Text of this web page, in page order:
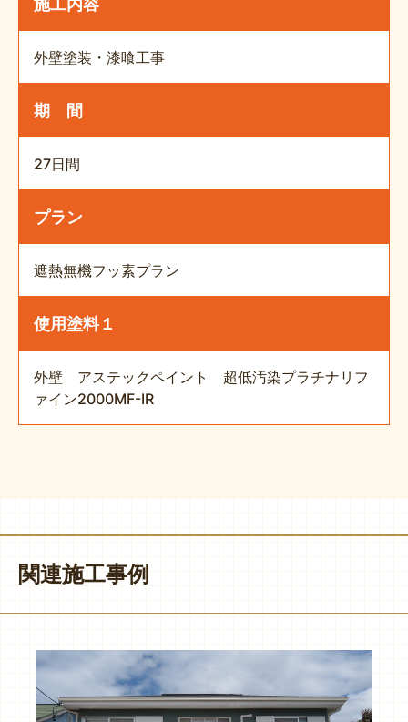
施工内容
外壁塗装・漆喰工事
期 間
27日間
プラン
遮熱無機フッ素プラン
使用塗料１
外壁 アステックペイント 超低汚染プラチナリフ
ァイン2000MF-IR
関連施工事例